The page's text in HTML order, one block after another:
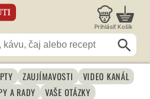
Prihlásiť Košík
ZAUJÍMAVOSTI
VIDEO KANÁL
A RADY
VAŠE OTÁZKY